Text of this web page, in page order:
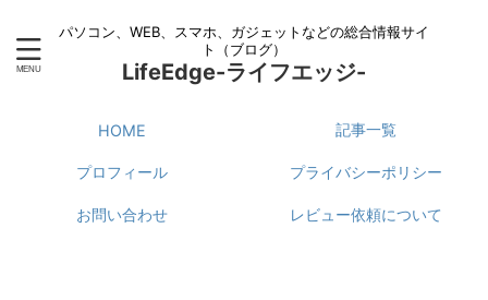
パソコン、WEB、スマホ、ガジェットなどの総合情報サイ
ト（ブログ）
LifeEdge-ライフエッジ-
HOME 記事一覧
プロフィール プライバシーポリシー
お問い合わせ レビュー依頼について